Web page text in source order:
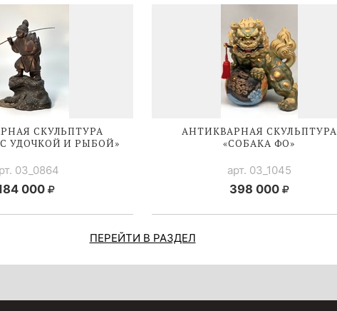
СКУЛЬПТУРА
УДОЧКОЙ И РЫБОЙ»
03_0864
000
АНТИКВАРНАЯ СКУЛЬПТУРА
«СОБАКА ФО»
арт. 03_1045
398 000
ПЕРЕЙТИ В РАЗДЕЛ